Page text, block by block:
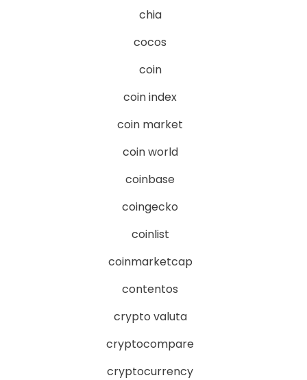
chia
cocos
coin
coin index
coin market
coin world
coinbase
coingecko
coinlist
coinmarketcap
contentos
crypto valuta
cryptocompare
cryptocurrency